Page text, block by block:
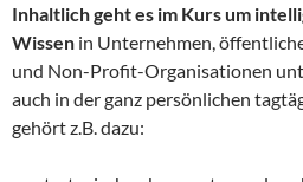
Inhaltlich geht es im Kurs um
Wissen in Unternehmen,
und Non-Profit-Organisationen
auch in der ganz persönlichen
gehört z.B. dazu: